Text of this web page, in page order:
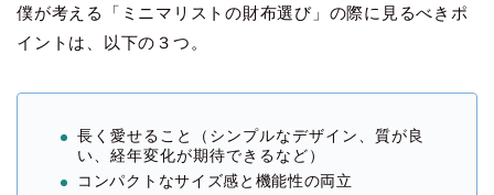
僕が考える「ミニマリストの財布選び」の際に見るべきポ
イントは、以下の３つ。
長く愛せること（シンプルなデザイン、質が良
い、経年変化が期待できるなど）
コンパクトなサイズ感と機能性の両立